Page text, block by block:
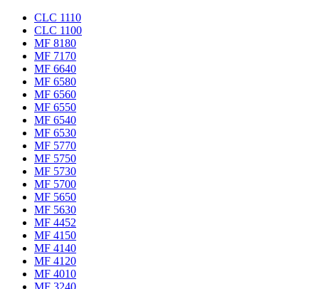
CLC 1110
CLC 1100
MF 8180
MF 7170
MF 6640
MF 6580
MF 6560
MF 6550
MF 6540
MF 6530
MF 5770
MF 5750
MF 5730
MF 5700
MF 5650
MF 5630
MF 4452
MF 4150
MF 4140
MF 4120
MF 4010
MF 3240